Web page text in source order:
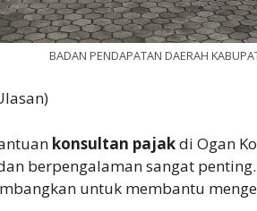
BADAN PENDAPATAN DAERAH
konsultan pajakdi Ogan
berpengalaman sangat
untuk membantu